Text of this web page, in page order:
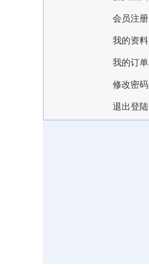
会员注册
我的资料
我的订单
修改密码
退出登陆